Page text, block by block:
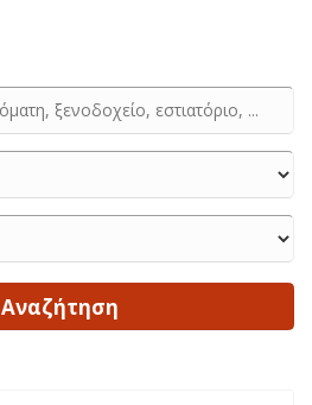
Αναζήτηση